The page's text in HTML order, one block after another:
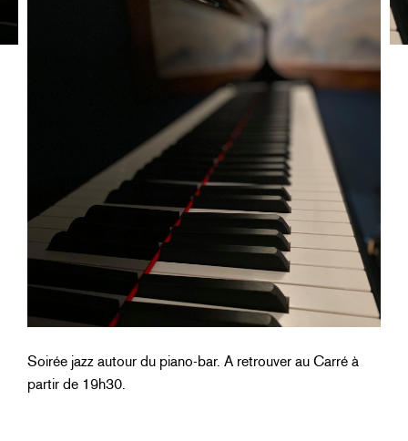
Soirée jazz autour du piano-bar. A retrouver au Carré à
partir de 19h30.